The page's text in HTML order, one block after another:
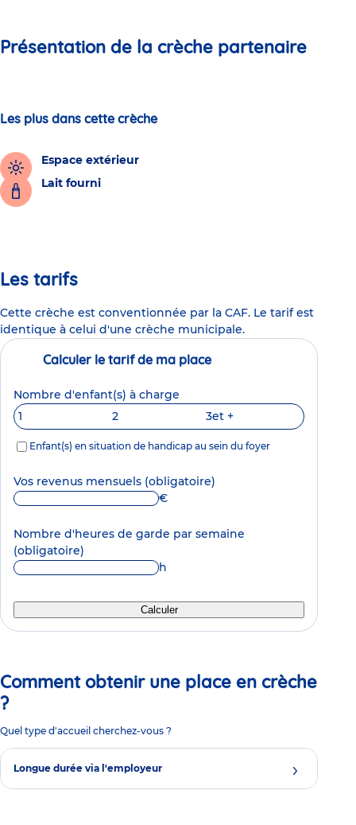
Présentation de la crèche partenaire
Les plus dans cette crèche
Espace extérieur
Lait fourni
Les tarifs
Cette crèche est conventionnée par la CAF. Le tarif est
identique à celui d'une crèche municipale.
Calculer le tarif de ma place
Nombre d'enfant(s) à charge
1
2 3et +
Enfant(s) en situation de handicap au sein du foyer
Vos revenus mensuels (obligatoire)
€
Nombre d'heures de garde par semaine
(obligatoire)
h
Calculer
Comment obtenir une place en crèche
?
Quel type d'accueil cherchez-vous ?
Longue durée via l'employeur